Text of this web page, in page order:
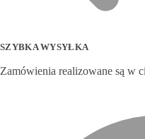
SZYBKA WYSYŁKA
Zamówienia realizowane są w